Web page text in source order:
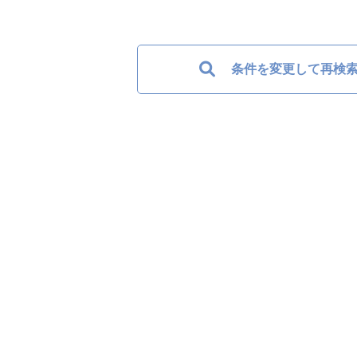
条件を変更して再検